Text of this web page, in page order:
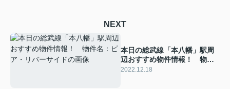
NEXT
本日の総武線「本八幡」駅周
辺おすすめ物件情報！ 物件
名：ピア・リバーサイド
2022.12.18